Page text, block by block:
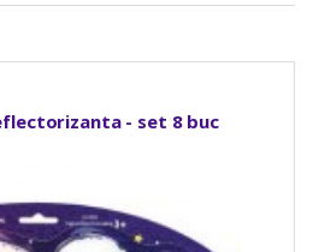
- set 8 buc